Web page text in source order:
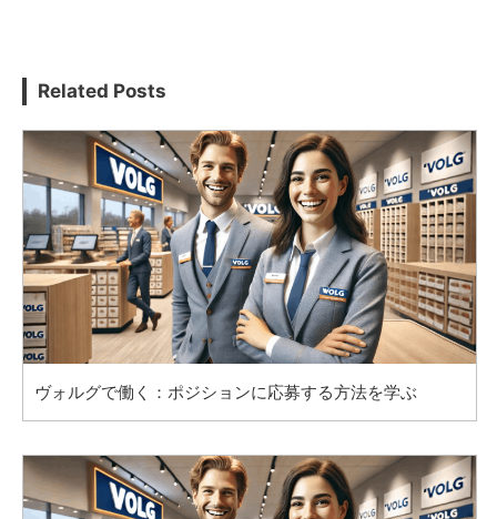
Related Posts
ヴォルグで働く：ポジションに応募する方法を学ぶ